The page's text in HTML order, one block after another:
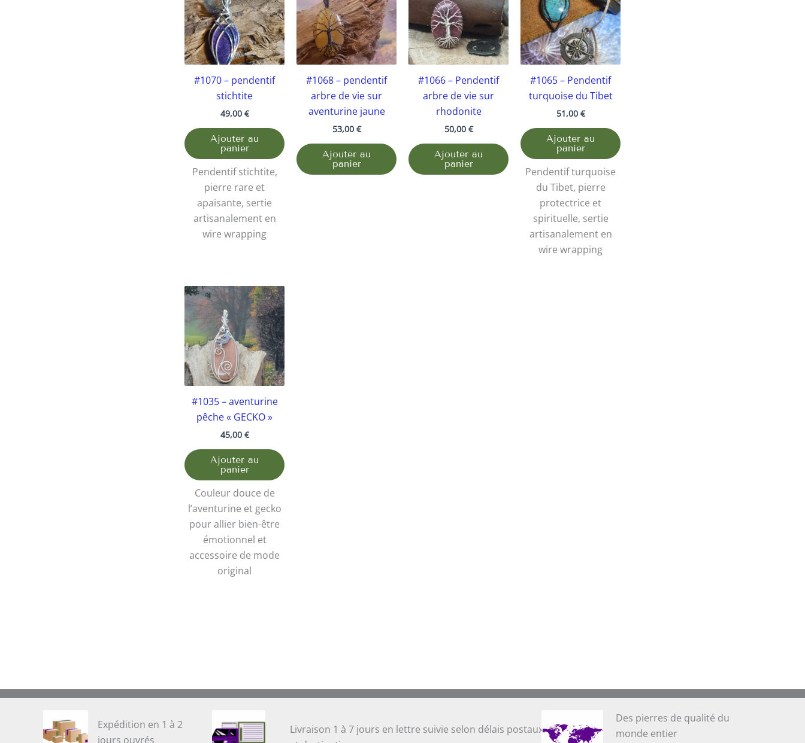
#1070 – pendentif
stichtite
49,00 €
Ajouter au
panier
Pendentif stichtite,
pierre rare et
apaisante, sertie
artisanalement en
wire wrapping
#1068 – pendentif
arbre de vie sur
aventurine jaune
53,00 €
Ajouter au
panier
#1066 – Pendentif
arbre de vie sur
rhodonite
50,00 €
Ajouter au
panier
#1065 – Pendentif
turquoise du Tibet
51,00 €
Ajouter au
panier
Pendentif turquoise
du Tibet, pierre
protectrice et
spirituelle, sertie
artisanalement en
wire wrapping
#1035 – aventurine
pêche « GECKO »
45,00 €
Ajouter au
panier
Couleur douce de
l’aventurine et gecko
pour allier bien-être
émotionnel et
accessoire de mode
original
Expédition en 1 à 2
jours ouvrés
Livraison 1 à 7 jours en lettre suivie selon délais postaux
Des pierres de qualité du
monde entier